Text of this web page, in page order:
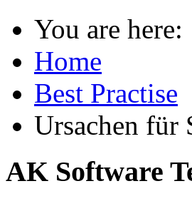
You are here:
Home
Best Practise
Ursachen für
AK Software